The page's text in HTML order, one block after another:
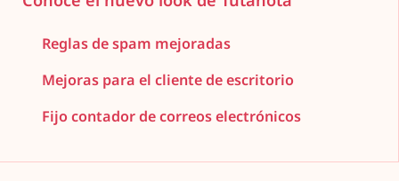
Reglas de spam mejoradas
Mejoras para el cliente de escritorio
Fijo contador de correos electrónicos